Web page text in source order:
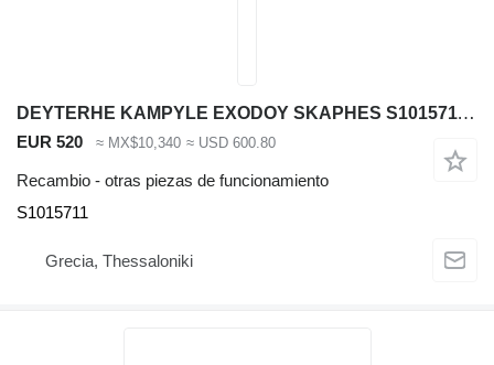
DEYTERHE KAMPYLE EXODOY SKAPHES S1015711 otras piezas de funcionamiento para CIFA PA 1506 bomba de hormigón
EUR 520 ≈ MX$10,340 ≈ USD 600.80
Recambio - otras piezas de funcionamiento
S1015711
Grecia, Thessaloniki